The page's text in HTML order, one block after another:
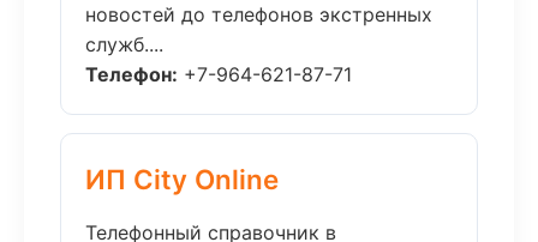
новостей до телефонов экстренных
служб....
Телефон: +7-964-621-87-71
ИП City Online
Телефонный справочник в